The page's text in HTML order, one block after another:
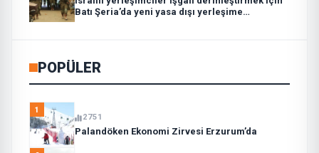
Batı Şeria’da yeni yasa dışı yerleşime
POPÜLER
1
2751
Palandöken Ekonomi Zirvesi Erzurum’da